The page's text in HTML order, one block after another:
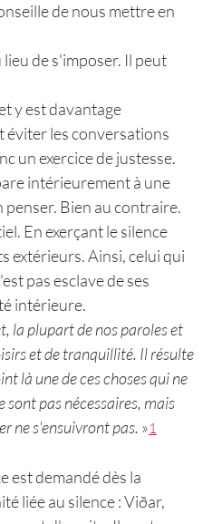
de nous mettre en
de s'imposer. Il peut
y est davantage
éviter les conversations
un exercice de justesse.
intérieurement à une
penser. Bien au contraire.
En exerçant le silence
extérieurs. Ainsi, celui qui
pas esclave de ses
intérieure.
la plupart de nos paroles et
et de tranquillité. Il résulte
là une de ces choses qui ne
sont pas nécessaires, mais
ne s'ensuivront pas. »1
est demandé dès la
liée au silence : Viðar,